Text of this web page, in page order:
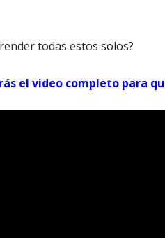
todas estos solos?
el video completo para